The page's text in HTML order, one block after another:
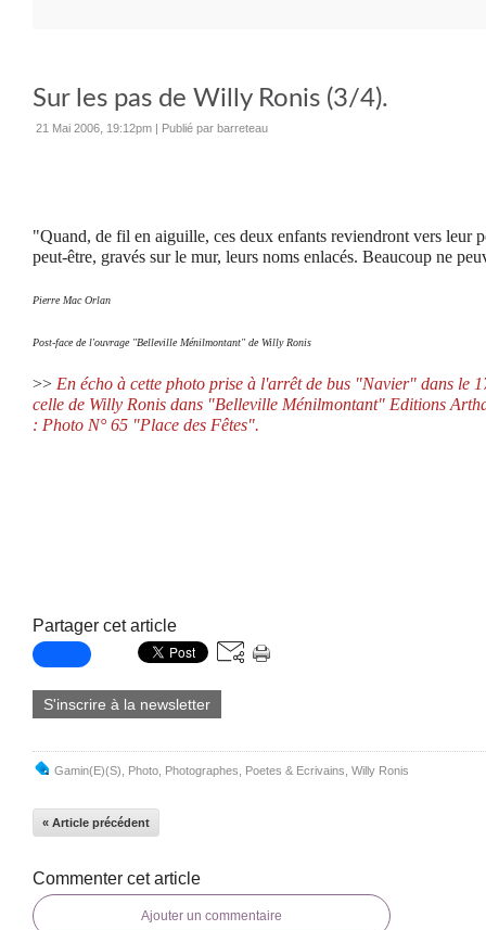
Sur les pas de Willy Ronis (3/4).
21 Mai 2006, 19:12pm | Publié par barreteau
"Quand, de fil en aiguille, ces deux enfants reviendront vers leur
peut-être, gravés sur le mur, leurs noms enlacés. Beaucoup ne
Pierre Mac Orlan
Post-face de l'ouvrage "Belleville Ménilmontant" de Willy Ronis
>> En écho à cette photo prise à l'arrêt de bus "Navier" dans le
celle de Willy Ronis dans "Belleville Ménilmontant" Editions
: Photo N° 65 "Place des Fêtes".
Partager cet article
S'inscrire à la newsletter
Gamin(e)(s) Photo Photographes Poetes & Ecrivains Willy Ronis
« Article précédent
Commenter cet article
Ajouter un commentaire